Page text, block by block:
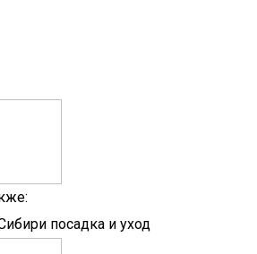
посадка и уход